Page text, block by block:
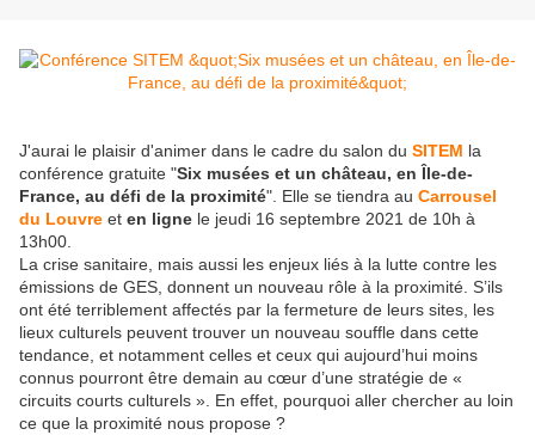
J'aurai le plaisir d'animer dans le cadre du salon du SITEM la
conférence gratuite "Six musées et un château, en Île-de-
France, au défi de la proximité". Elle se tiendra au Carrousel
du Louvre et en ligne le jeudi 16 septembre 2021 de 10h à
13h00.
La crise sanitaire, mais aussi les enjeux liés à la lutte contre les
émissions de GES, donnent un nouveau rôle à la proximité. S’ils
ont été terriblement affectés par la fermeture de leurs sites, les
lieux culturels peuvent trouver un nouveau souffle dans cette
tendance, et notamment celles et ceux qui aujourd’hui moins
connus pourront être demain au cœur d’une stratégie de «
circuits courts culturels ». En effet, pourquoi aller chercher au loin
ce que la proximité nous propose ?